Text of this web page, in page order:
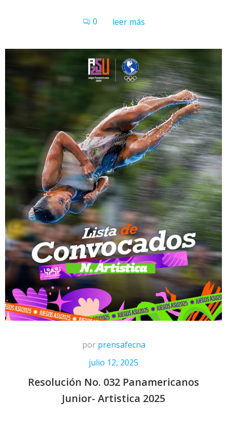
0 leer más
por prensafecna
julio 12, 2025
Resolución No. 032 Panamericanos
Junior- Artistica 2025